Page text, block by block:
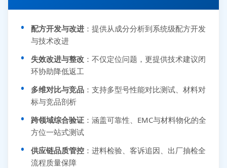
配方开发与改进 ：提供从成分分析到系统级配方开发
与技术改进
失效改进与整改 ：不仅定位问题，更提供技术建议闭
环协助降低返工
多维对比与竞品 ：支持多型号性能对比测试、材料对
标与竞品剖析
跨领域综合验证 ：涵盖可靠性、EMC与材料物化的全
方位一站式测试
供应链品质管控 ：进料检验、客诉追因、出厂抽检全
流程质量保障